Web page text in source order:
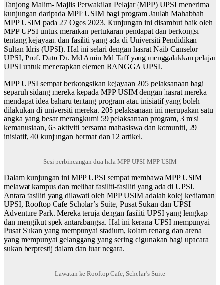
Tanjong Malim- Majlis Perwakilan Pelajar (MPP) UPSI menerima
kunjungan daripada MPP USIM bagi program Jaulah Mahabbah
MPP USIM pada 27 Ogos 2023. Kunjungan ini disambut baik oleh
MPP UPSI untuk meraikan pertukaran pendapat dan berkongsi
tentang kejayaan dan fasiliti yang ada di Universiti Pendidikan
Sultan Idris (UPSI). Hal ini selari dengan hasrat Naib Canselor
UPSI, Prof. Dato Dr. Md Amin Md Taff yang menggalakkan pelajar
UPSI untuk menerapkan elemen BANGGA UPSI.
MPP UPSI sempat berkongsikan kejayaan 205 pelaksanaan bagi
separuh sidang mereka kepada MPP USIM dengan hasrat mereka
mendapat idea baharu tentang program atau inisiatif yang boleh
dilakukan di universiti mereka. 205 pelaksanaan ini merupakan satu
angka yang besar merangkumi 59 pelaksanaan program, 3 misi
kemanusiaan, 63 aktiviti bersama mahasiswa dan komuniti, 29
inisiatif, 40 kunjungan hormat dan 12 artikel.
Sesi perbincangan dua hala MPP UPSI-MPP USIM
Dalam kunjungan ini MPP UPSI sempat membawa MPP USIM
melawat kampus dan melihat fasiliti-fasiliti yang ada di UPSI.
Antara fasiliti yang dilawati oleh MPP USIM adalah kolej kediaman
UPSI, Rooftop Cafe Scholar’s Suite, Pusat Sukan dan UPSI
Adventure Park. Mereka teruja dengan fasiliti UPSI yang lengkap
dan mengikut spek antarabangsa. Hal ini kerana UPSI mempunyai
Pusat Sukan yang mempunyai stadium, kolam renang dan arena
yang mempunyai gelanggang yang sering digunakan bagi upacara
sukan berprestij dalam dan luar negara.
Lawatan ke Rooftop Cafe, Scholar’s Suite